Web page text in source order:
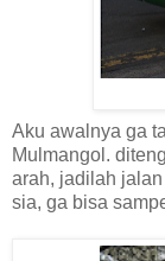
Aku awalnya ga
Mulmangol.
arah, jadilah
sia, ga bisa